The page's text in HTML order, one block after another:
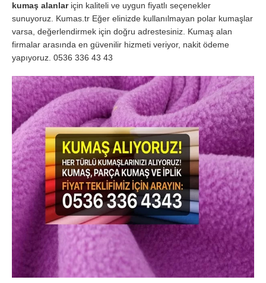
kumaş alanlariçin kaliteli ve uygun fiyatlı seçenekler
sunuyoruz. Kumas.tr Eğer elinizde kullanılmayan polar kumaşlar
varsa, değerlendirmek için doğru adrestesiniz. Kumaş alan
firmalar arasında en güvenilir hizmeti veriyor, nakit ödeme
yapıyoruz. 0536 336 43 43